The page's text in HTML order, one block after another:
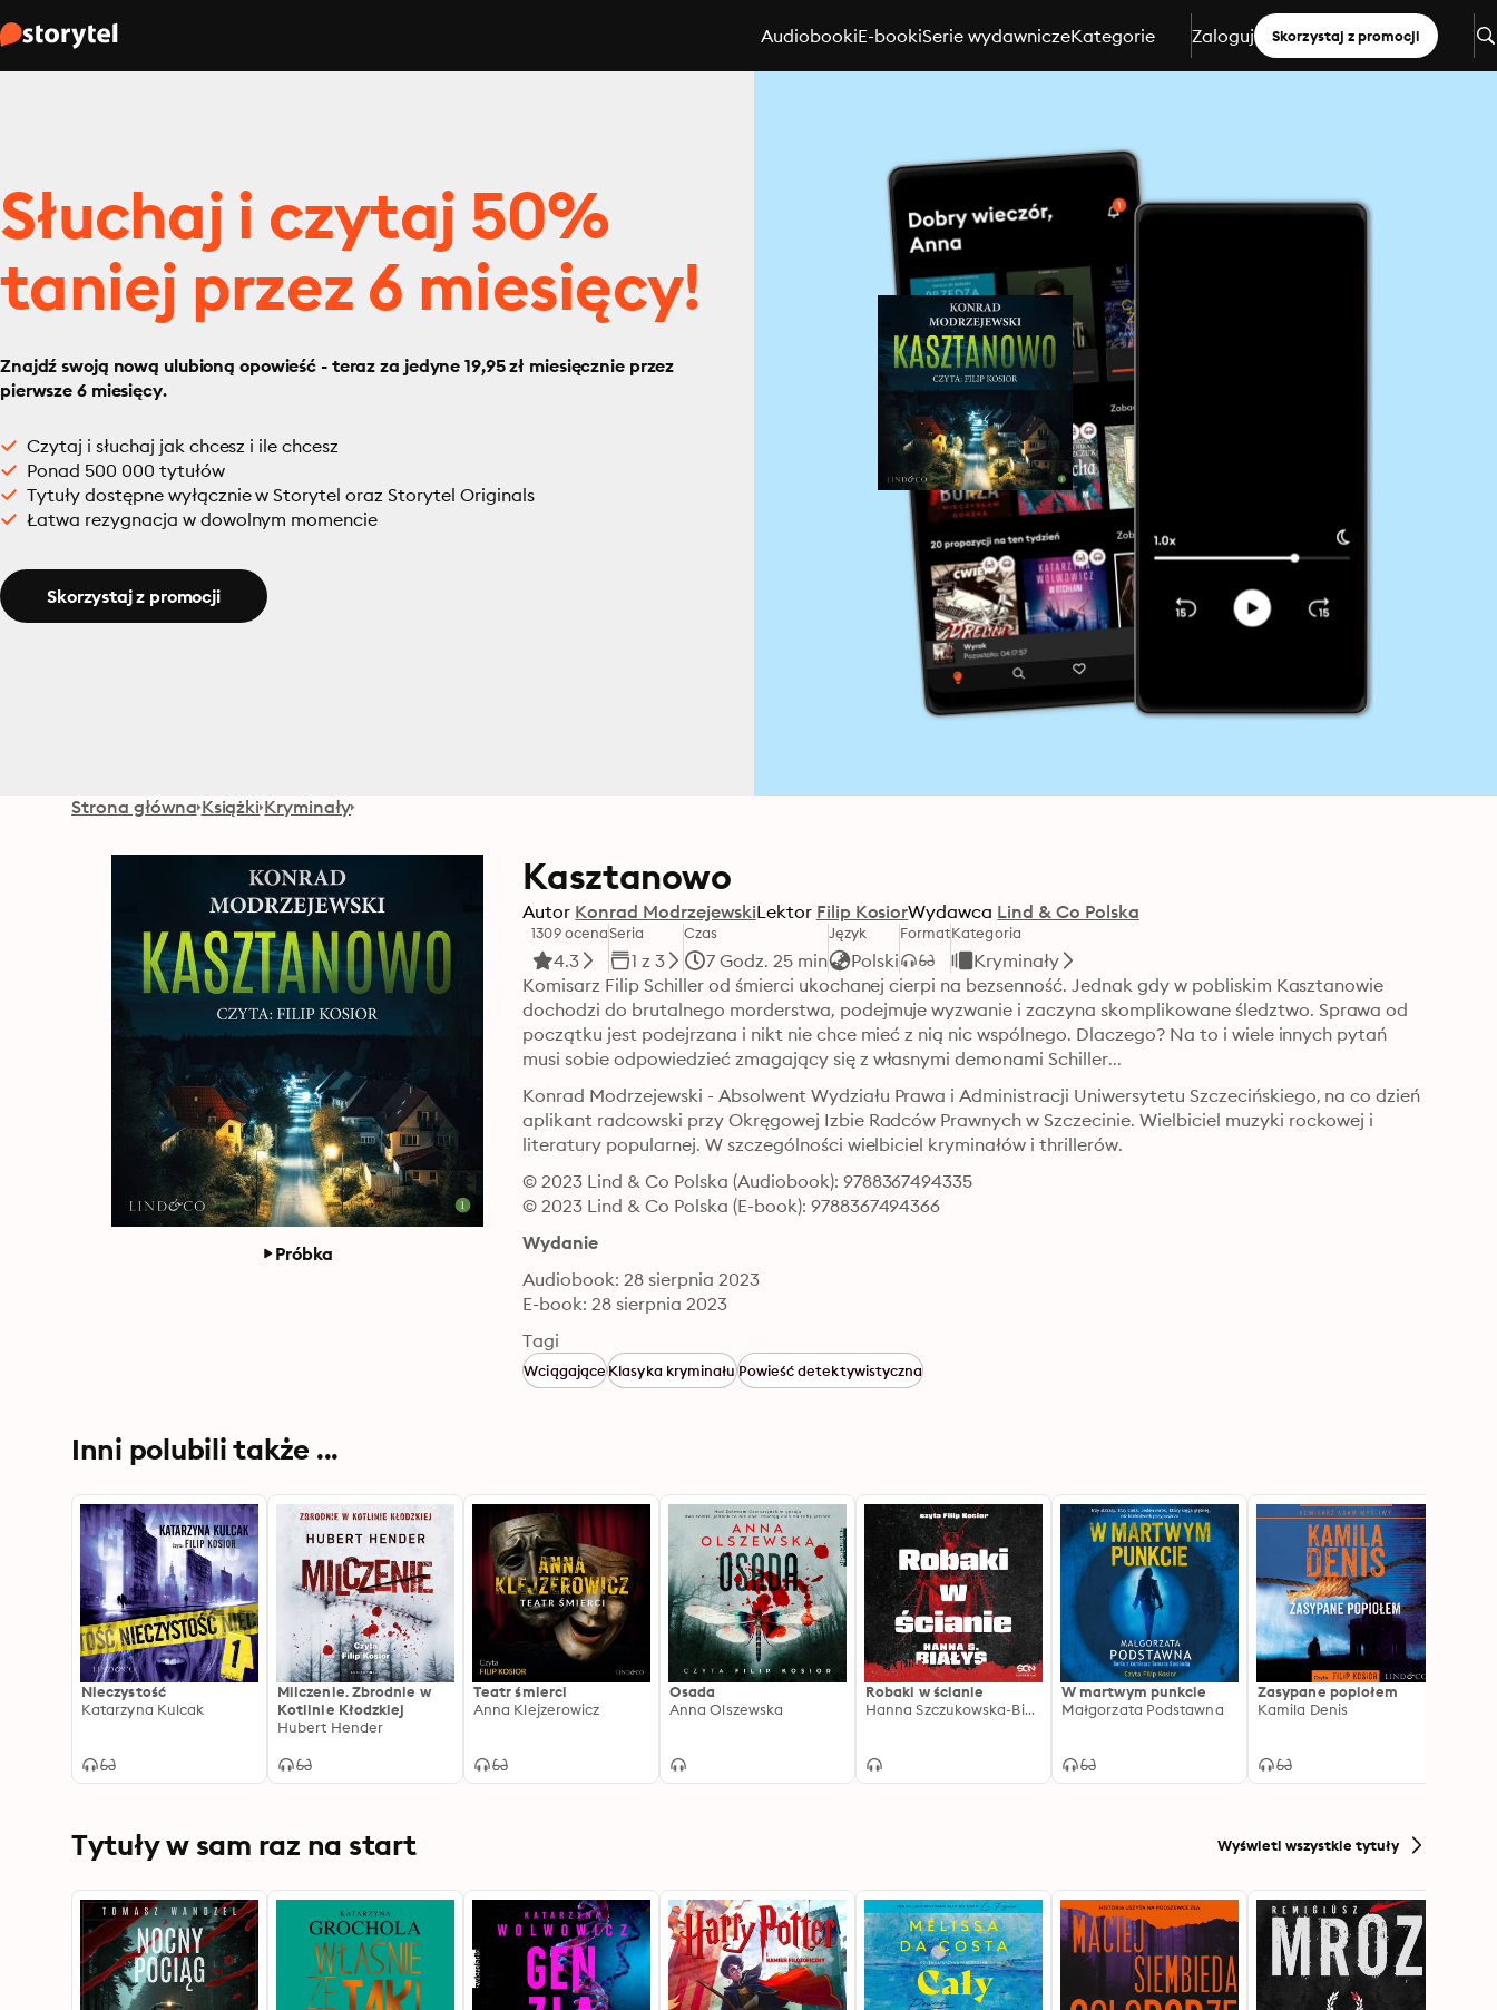
AudiobookiE-bookiSerie wydawniczeKategorie Zaloguj Skorzystaj z promocji
Słuchaj i czytaj 50%
taniej przez 6 miesięcy!
Znajdź swoją nową ulubioną opowieść - teraz za jedyne 19,95 zł miesięcznie przez
pierwsze 6 miesięcy.
Czytaj i słuchaj jak chcesz i ile chcesz
Ponad 500 000 tytułów
Tytuły dostępne wyłącznie w Storytel oraz Storytel Originals
Łatwa rezygnacja w dowolnym momencie
Skorzystaj z promocji
Strona główna Książki Kryminały
Próbka
Kasztanowo
Autor Konrad ModrzejewskiLektor Filip KosiorWydawca Lind & Co Polska
1309 ocena
4.3
Seria
1 z 3
Czas
7 Godz. 25 min
Język
Polski
FormatKategoria
Kryminały
Komisarz Filip Schiller od śmierci ukochanej cierpi na bezsenność. Jednak gdy w pobliskim Kasztanowie
dochodzi do brutalnego morderstwa, podejmuje wyzwanie i zaczyna skomplikowane śledztwo. Sprawa od
początku jest podejrzana i nikt nie chce mieć z nią nic wspólnego. Dlaczego? Na to i wiele innych pytań
musi sobie odpowiedzieć zmagający się z własnymi demonami Schiller...
Konrad Modrzejewski - Absolwent Wydziału Prawa i Administracji Uniwersytetu Szczecińskiego, na co dzień
aplikant radcowski przy Okręgowej Izbie Radców Prawnych w Szczecinie. Wielbiciel muzyki rockowej i
literatury popularnej. W szczególności wielbiciel kryminałów i thrillerów.
© 2023 Lind & Co Polska (Audiobook): 9788367494335
© 2023 Lind & Co Polska (E-book): 9788367494366
Wydanie
Audiobook: 28 sierpnia 2023
E-book: 28 sierpnia 2023
Tagi
WciągająceKlasyka kryminałuPowieść detektywistyczna
Inni polubili także ...
Nieczystość
Katarzyna Kulcak
Milczenie. Zbrodnie w
Kotlinie Kłodzkiej
Hubert Hender
Teatr śmierci
Anna Klejzerowicz
Osada
Anna Olszewska
Robaki w ścianie
Hanna Szczukowska-Białys
W martwym punkcie
Małgorzata Podstawna
Zasypane popiołem
Kamila Denis
Tytuły w sam raz na start Wyświetl wszystkie tytuły